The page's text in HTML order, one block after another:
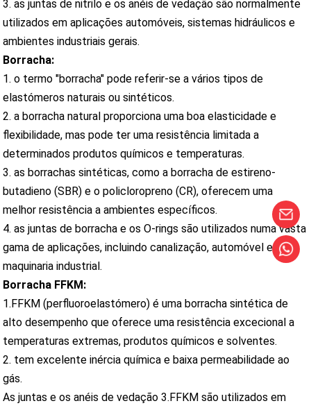
3. as juntas de nitrilo e os anéis de vedação são normalmente
utilizados em aplicações automóveis, sistemas hidráulicos e
ambientes industriais gerais.
Borracha:
1. o termo "borracha" pode referir-se a vários tipos de
elastómeros naturais ou sintéticos.
2. a borracha natural proporciona uma boa elasticidade e
flexibilidade, mas pode ter uma resistência limitada a
determinados produtos químicos e temperaturas.
3. as borrachas sintéticas, como a borracha de estireno-
butadieno (SBR) e o policloropreno (CR), oferecem uma
melhor resistência a ambientes específicos.
4. as juntas de borracha e os O-rings são utilizados numa vasta
gama de aplicações, incluindo canalização, automóvel e
maquinaria industrial.
Borracha FFKM:
1.FFKM (perfluoroelastómero) é uma borracha sintética de
alto desempenho que oferece uma resistência excecional a
temperaturas extremas, produtos químicos e solventes.
2. tem excelente inércia química e baixa permeabilidade ao
gás.
As juntas e os anéis de vedação 3.FFKM são utilizados em